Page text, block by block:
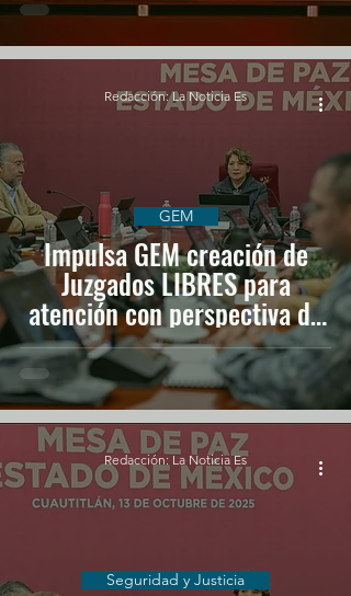
Impulsa GEM creación de
Juzgados LIBRES para
atención con perspectiva de
género
GEM
Redacción: La Noticia Es
Seguridad y Justicia
Redacción: La Noticia Es